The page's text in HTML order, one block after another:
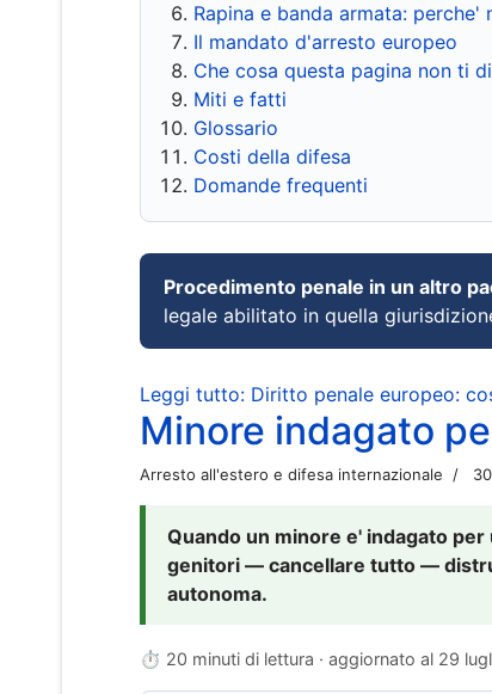
Rapina e banda armata:
Il mandato d'arresto europeo
Che cosa questa pagina non ti
Miti e fatti
Glossario
Costi della difesa
Domande frequenti
Procedimento penale in un altro
legale abilitato in quella
Leggi tutto: Diritto penale europeo:
Minore indagato
Arresto all'estero e difesa internazionale
Quando un minore e' indagato
genitori — cancellare tutto —
autonoma.
⏱ 20 minuti di lettura · aggiornato al 29